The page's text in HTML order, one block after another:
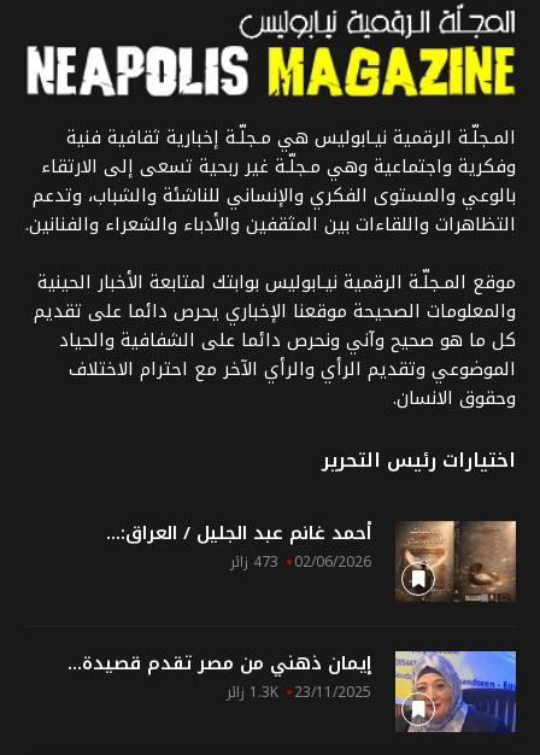
المـجلّـة الرقمية نيـابوليس هي مـجلّـة إخبارية ثقافية فنية
وفكرية واجتماعية وهي مـجلّـة غير ربحية تسعى إلى الارتقاء
بالوعي والمستوى الفكري والإنساني للناشئة والشباب، وتدعم
التظاهرات واللقاءات بين المثقفين والأدباء والشعراء والفنانين.
موقع المـجلّـة الرقمية نيـابوليس بوابتك لمتابعة الأخبار الحينية
والمعلومات الصحيحة موقعنا الإخباري يحرص دائما على تقديم
كل ما هو صحيح وآني ونحرص دائما على الشفافية والحياد
الموضوعي وتقديم الرأي والرأي الآخر مع احترام الاختلاف
وحقوق الانسان.
اختيارات رئيس التحرير
أحمد غانم عبد الجليل / العراق:...
02/06/2026 473 زائر
إيمان ذهني من مصر تقدم قصيدة...
23/11/2025 1.3K زائر